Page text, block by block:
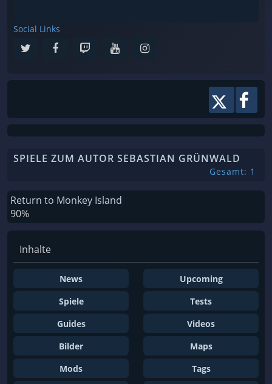
Social Links
SPIELE ZUM AUTOR SEBASTIAN GRÜNWALD
Gesamt: 1
Return to Monkey Island
90%
Inhalte
News
Upcoming
Spiele
Tests
Guides
Videos
Bilder
Maps
Mods
Tags